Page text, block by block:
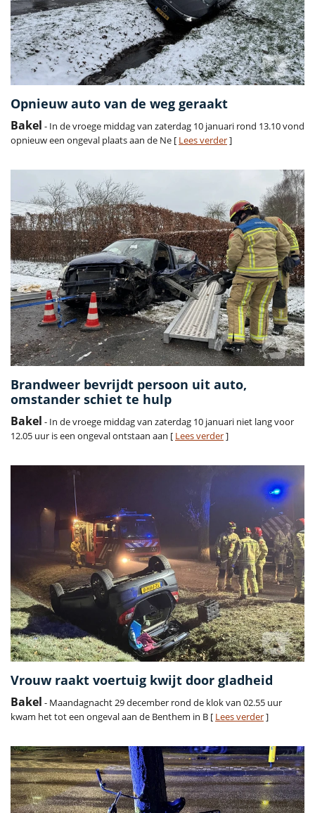
Opnieuw auto van de weg geraakt
Bakel - In de vroege middag van zaterdag 10 januari rond 13.10 vond
opnieuw een ongeval plaats aan de Ne [ Lees verder]
Brandweer bevrijdt persoon uit auto,
omstander schiet te hulp
Bakel - In de vroege middag van zaterdag 10 januari niet lang voor
12.05 uur is een ongeval ontstaan aan [ Lees verder]
Vrouw raakt voertuig kwijt door gladheid
Bakel - Maandagnacht 29 december rond de klok van 02.55 uur
kwam het tot een ongeval aan de Benthem in B [ Lees verder]